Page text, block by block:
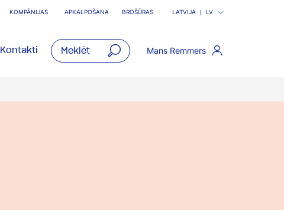
KOMPĀNIJAS APKALPOŠANA BROŠŪRAS LATVIJA LV
Kontakti Mans Remmers